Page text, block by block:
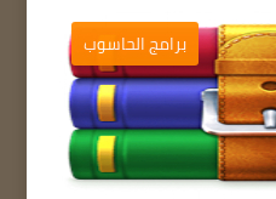
برامج الحاسوب